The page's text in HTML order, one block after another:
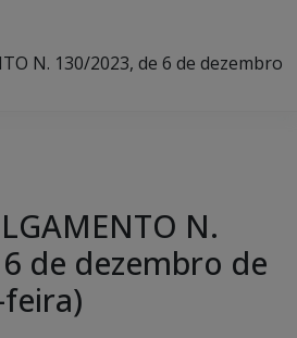
N. 130/2023, de 6 de dezembro
N.
de dezembro de